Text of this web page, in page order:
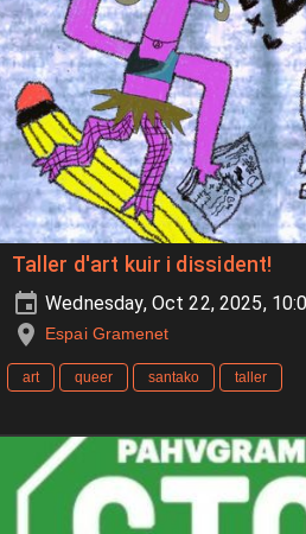
Taller d'art kuir i dissident!
Wednesday, Oct 22, 2025,
Espai Gramenet
art queer santako taller